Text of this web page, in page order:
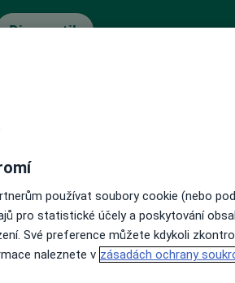
Diagnostik
rezervace termínu není k dispozici
Rezervovat termín
používat soubory cookie (nebo
pro statistické účely a poskytování
Své preference můžete kdykoli
naleznete v zásadách ochrany